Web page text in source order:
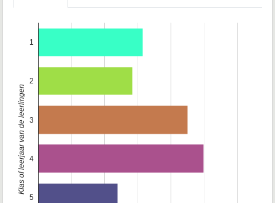
1
2
3
4
5
Klas of leerjaar van de leerlingen